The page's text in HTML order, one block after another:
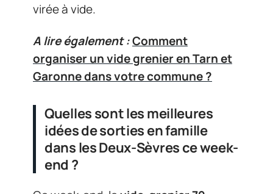
virée à vide.
A lire également :Comment
organiser un vide grenier en Tarn et
Garonne dans votre commune ?
Quelles sont les meilleures
idées de sorties en famille
dans les Deux-Sèvres ce week-
end ?